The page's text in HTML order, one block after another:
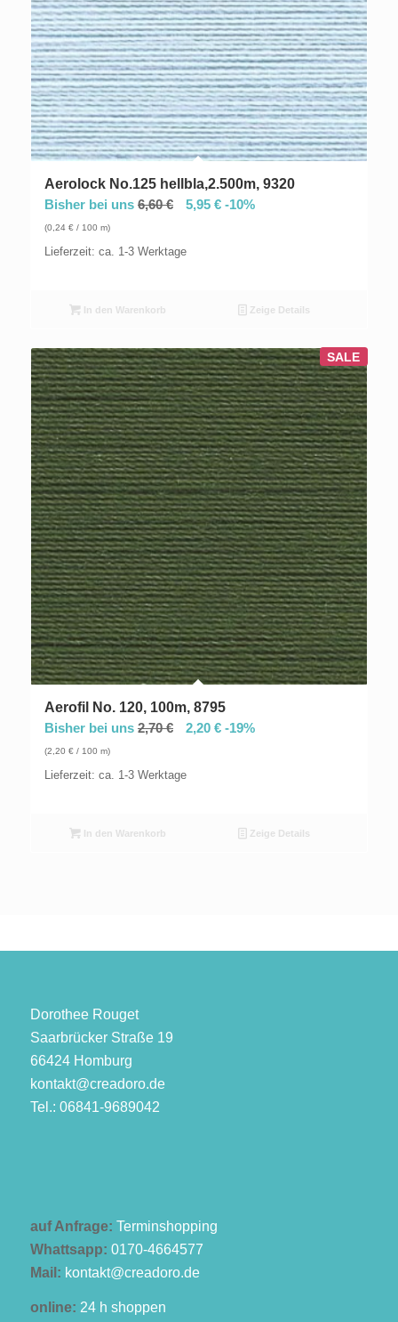
Aerolock No.125 hellbla,2.500m, 9320
Bisher bei uns 6,60€ 5,95 €-10%
(0,24 €/ 100 m)
Lieferzeit: ca. 1-3 Werktage
In den Warenkorb Zeige Details
SALE
Aerofil No. 120, 100m, 8795
Bisher bei uns 2,70€ 2,20 €-19%
(2,20 €/ 100 m)
Lieferzeit: ca. 1-3 Werktage
In den Warenkorb Zeige Details
Dorothee Rouget
Saarbrücker Straße 19
66424 Homburg
kontakt@creadoro.de
Tel.: 06841-9689042
auf Anfrage: Terminshopping
Whattsapp: 0170-4664577
Mail: kontakt@creadoro.de
online: 24 h shoppen